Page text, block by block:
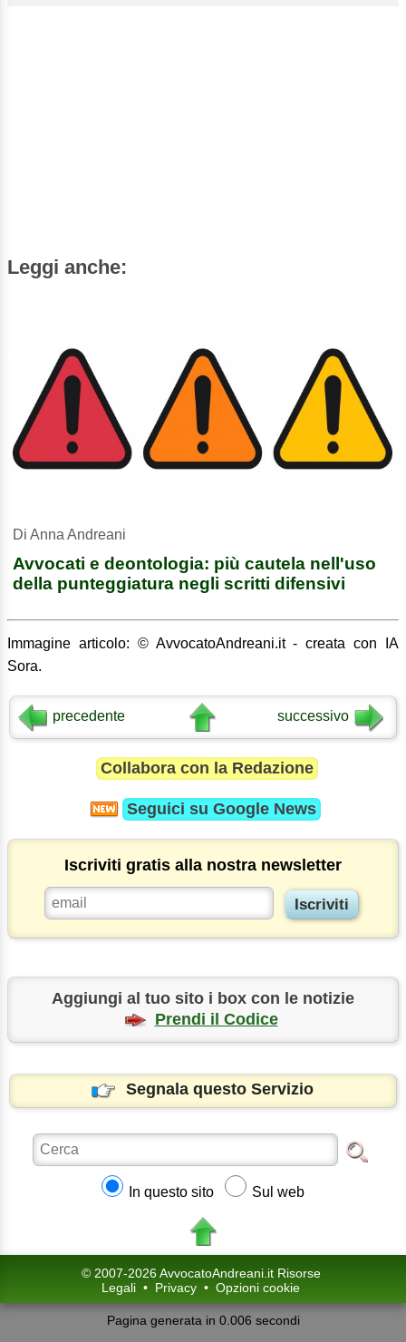
Leggi anche:
Di Anna Andreani
Avvocati e deontologia: più cautela nell'uso
della punteggiatura negli scritti difensivi
Immagine articolo: © AvvocatoAndreani.it - creata con IA
Sora.
precedente successivo
Collabora con la Redazione
Seguici su Google News
Iscriviti gratis alla nostra newsletter
Aggiungi al tuo sito i box con le notizie
Prendi il Codice
Segnala questo Servizio
In questo sito Sul web
© 2007-2026 AvvocatoAndreani.it Risorse
Legali • Privacy • Opzioni cookie
Pagina generata in 0.006 secondi